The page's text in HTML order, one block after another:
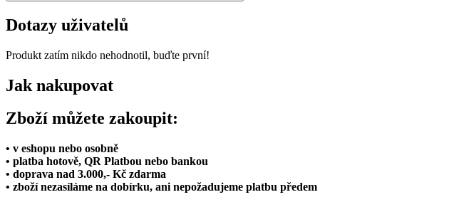
Dotazy uživatelů
Produkt zatím nikdo nehodnotil, buďte první!
Jak nakupovat
Zboží můžete zakoupit:
• v eshopu nebo osobně
• platba hotově, QR Platbou nebo bankou
• doprava nad 3.000,- Kč zdarma
• zboží nezasíláme na dobírku, ani nepožadujeme platbu předem